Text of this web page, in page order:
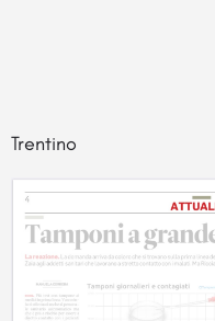
Trentino